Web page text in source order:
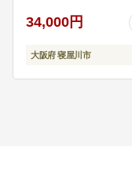
34,000円
大阪府 寝屋川市